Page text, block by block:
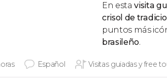
En estavisita
crisol de
puntos más
brasileño.
Español Visitas guiadas y free